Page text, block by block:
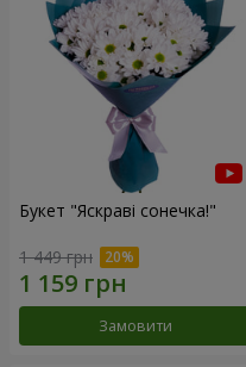
Букет "Яскраві сонечка!"
1 449 грн
Замовити